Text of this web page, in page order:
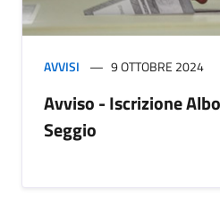
AVVISI 9 OTTOBRE 2024
Avviso - Iscrizione
Seggio